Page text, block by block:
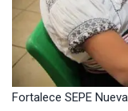
Fortalece SEPE